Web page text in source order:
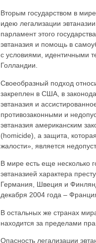
Вторым государством в
идею легализации
парламент этого
эвтаназия и помощь в
с условиями, идентичными
Голландии.
Своеобразный подход
закреплен в США, в
эвтаназия и
противозаконными и
эвтаназия американским
(homicide), а защита,
жалости», является
В мире есть еще несколько
эвтаназией характера
Германия, Швеция и
декабря 2004 года –
В остальных же странах
находится за пределами
Опасность легализации